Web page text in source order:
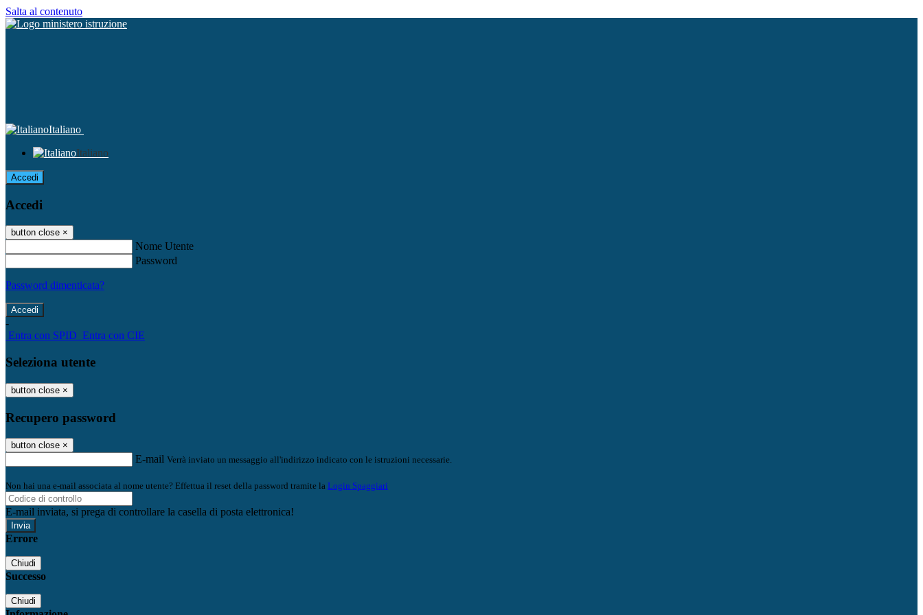
Salta al contenuto
Italiano
Italiano
Accedi
Accedi
button close ×
Nome Utente
Password
Password dimenticata?
-
Entra con SPID Entra con CIE
Seleziona utente
button close ×
Recupero password
button close ×
E-mail Verrà inviato un messaggio all'indirizzo indicato con le istruzioni necessarie.
Non hai una e-mail associata al nome utente? Effettua il reset della password tramite la Login Spaggiari
E-mail inviata, si prega di controllare la casella di posta elettronica!
Errore
Chiudi
Successo
Chiudi